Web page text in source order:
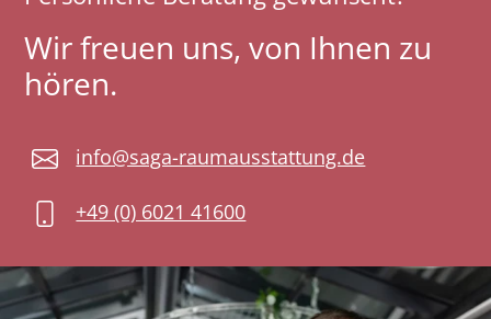
Wir freuen uns, von Ihnen zu
hören.
info@saga-raumausstattung.de
+49 (0) 6021 41600